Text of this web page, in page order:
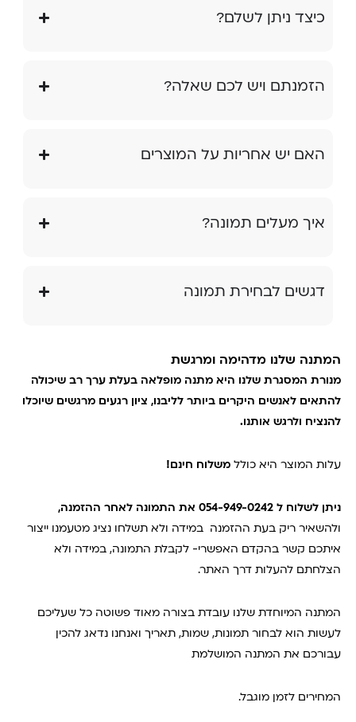
כיצד ניתן לשלם?
הזמנתם ויש לכם שאלה?
האם יש אחריות על המוצרים
איך מעלים תמונה?
דגשים לבחירת תמונה
המתנה שלנו מדהימה ומרגשת
מנורת המסגרת שלנו היא מתנה מופלאה בעלת ערך רב שיכולה
להתאים לאנשים היקרים ביותר לליבנו, ציון רגעים מרגשים שיוכלו
להנציח ולרגש אותנו.
עלות המוצר היא כולל משלוח חינם!
ניתן לשלוח ל 054-949-0242 את התמונה לאחר ההזמנה,
ולהשאיר ריק בעת ההזמנה במידה ולא תשלחו נציג מטעמנו ייצור
איתכם קשר בהקדם האפשרי- לקבלת התמונה, במידה ולא
הצלחתם להעלות דרך האתר.
המתנה המיוחדת שלנו עובדת בצורה מאוד פשוטה כל שעליכם
לעשות הוא לבחור תמונות, שמות, תאריך ואנחנו נדאג להכין
עבורכם את המתנה המושלמת
המחירים לזמן מוגבל.